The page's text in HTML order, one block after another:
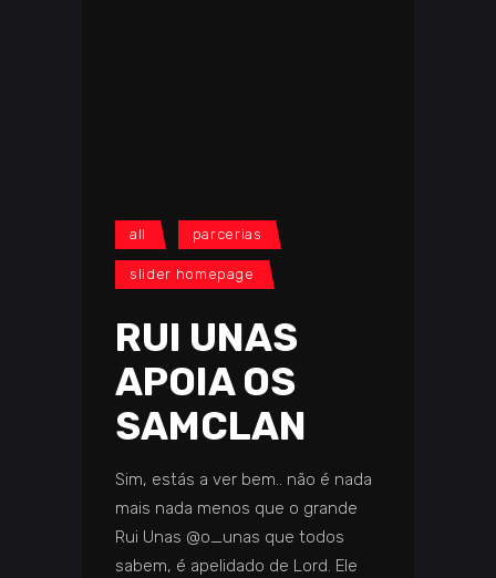
all parcerias
slider homepage
RUI UNAS
APOIA OS
SAMCLAN
Sim, estás a ver bem.. não é nada
mais nada menos que o grande
Rui Unas @o_unas que todos
sabem, é apelidado de Lord. Ele